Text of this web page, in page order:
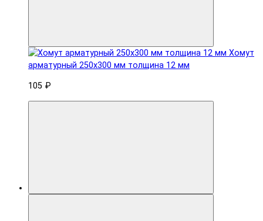
Хомут
арматурный 250x300 мм толщина 12 мм
105 ₽